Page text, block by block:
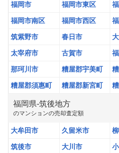
福岡市 福岡市東区
福岡市南区 福岡市西区
筑紫野市 春日市
太宰府市 古賀市
那珂川市 糟屋郡宇美町
糟屋郡須惠町 糟屋郡新宮町
福岡県-筑後地方
のマンションの売却査定額
大牟田市 久留米市
筑後市 大川市